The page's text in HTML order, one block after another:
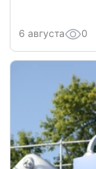
6 августа 0